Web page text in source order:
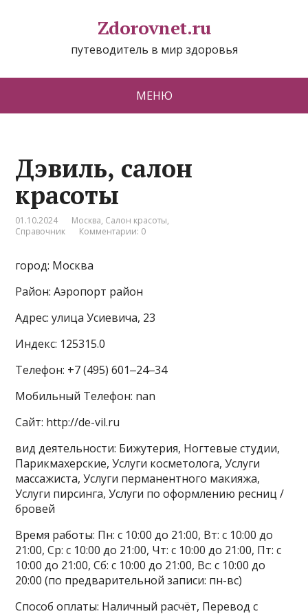
Zdorovnet.ru
путеводитель в мир здоровья
МЕНЮ
Дэвиль, салон
красоты
01.10.2024 Москва, Салон красоты,
Справочник
Комментарии: 0
город: Москва
Район: Аэропорт район
Адрес: улица Усиевича, 23
Индекс: 125315.0
Телефон: +7 (495) 601‒24‒34
Мобильный Телефон: nan
Сайт: http://de-vil.ru
вид деятельности: Бижутерия, Ногтевые студии,
Парикмахерские, Услуги косметолога, Услуги
массажиста, Услуги перманентного макияжа,
Услуги пирсинга, Услуги по оформлению ресниц /
бровей
Время работы: Пн: с 10:00 до 21:00, Вт: с 10:00 до
21:00, Ср: с 10:00 до 21:00, Чт: с 10:00 до 21:00, Пт: с
10:00 до 21:00, Сб: с 10:00 до 21:00, Вс: с 10:00 до
20:00 (по предварительной записи: пн-вс)
Способ оплаты: Наличный расчёт, Перевод с